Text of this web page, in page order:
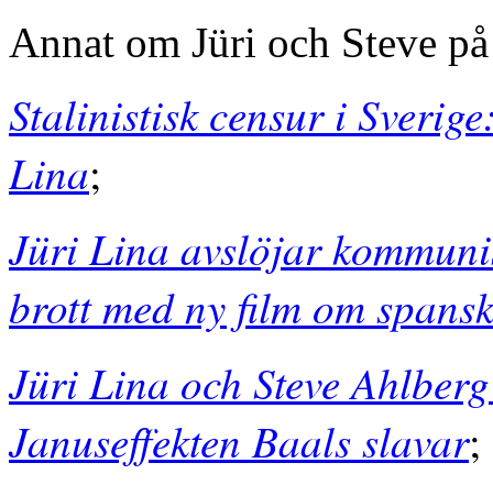
Annat om Jüri och Steve på
Stalinistisk censur i
Lina;
Jüri Lina avslöjar
brott med ny film om
Jüri Lina och Steve
Januseffekten Baals slavar;